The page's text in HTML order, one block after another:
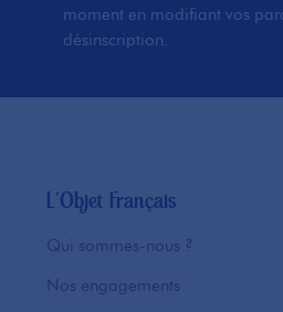
moment en modifiant vos
désinscription.
L'Objet Français
Qui sommes-nous ?
Nos engagements